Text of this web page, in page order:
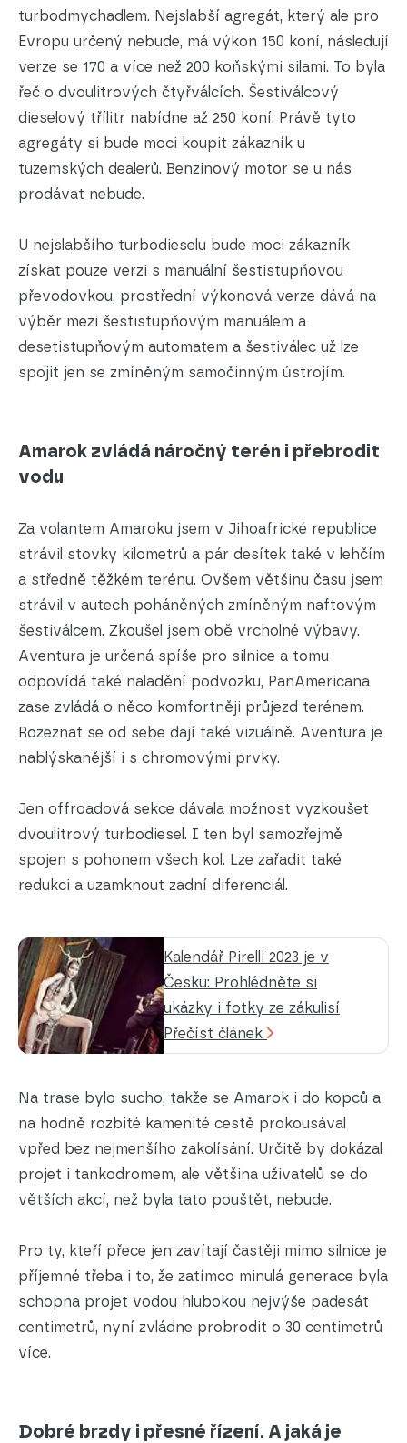
turbodmychadlem. Nejslabší agregát, který ale pro
Evropu určený nebude, má výkon 150 koní, následují
verze se 170 a více než 200 koňskými silami. To byla
řeč o dvoulitrových čtyřválcích. Šestiválcový
dieselový třílitr nabídne až 250 koní. Právě tyto
agregáty si bude moci koupit zákazník u
tuzemských dealerů. Benzinový motor se u nás
prodávat nebude.
U nejslabšího turbodieselu bude moci zákazník
získat pouze verzi s manuální šestistupňovou
převodovkou, prostřední výkonová verze dává na
výběr mezi šestistupňovým manuálem a
desetistupňovým automatem a šestiválec už lze
spojit jen se zmíněným samočinným ústrojím.
Amarok zvládá náročný terén i přebrodit
vodu
Za volantem Amaroku jsem v Jihoafrické republice
strávil stovky kilometrů a pár desítek také v lehčím
a středně těžkém terénu. Ovšem většinu času jsem
strávil v autech poháněných zmíněným naftovým
šestiválcem. Zkoušel jsem obě vrcholné výbavy.
Aventura je určená spíše pro silnice a tomu
odpovídá také naladění podvozku, PanAmericana
zase zvládá o něco komfortněji průjezd terénem.
Rozeznat se od sebe dají také vizuálně. Aventura je
nablýskanější i s chromovými prvky.
Jen offroadová sekce dávala možnost vyzkoušet
dvoulitrový turbodiesel. I ten byl samozřejmě
spojen s pohonem všech kol. Lze zařadit také
redukci a uzamknout zadní diferenciál.
Kalendář Pirelli 2023 je v
Česku: Prohlédněte si
ukázky i fotky ze zákulisí
Přečíst článek
Na trase bylo sucho, takže se Amarok i do kopců a
na hodně rozbité kamenité cestě prokousával
vpřed bez nejmenšího zakolísání. Určitě by dokázal
projet i tankodromem, ale většina uživatelů se do
větších akcí, než byla tato pouštět, nebude.
Pro ty, kteří přece jen zavítají častěji mimo silnice je
příjemné třeba i to, že zatímco minulá generace byla
schopna projet vodou hlubokou nejvýše padesát
centimetrů, nyní zvládne probrodit o 30 centimetrů
více.
Dobré brzdy i přesné řízení. A jaká je